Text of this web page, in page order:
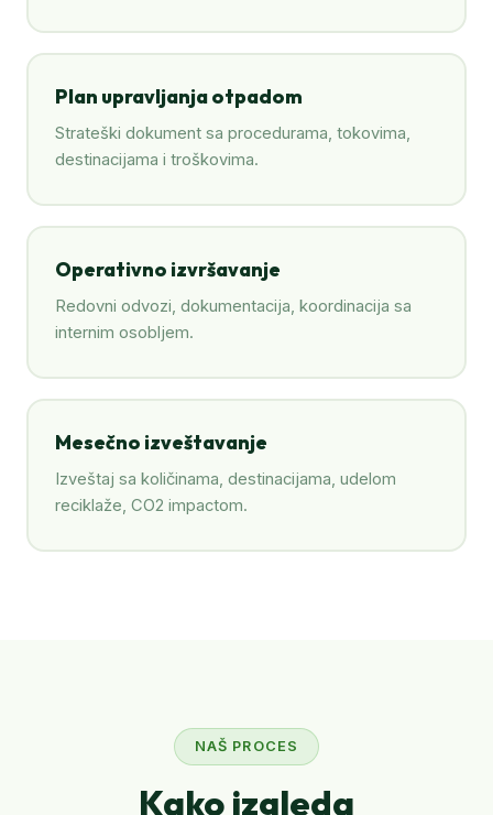
Plan upravljanja otpadom
Strateški dokument sa procedurama, tokovima,
destinacijama i troškovima.
Operativno izvršavanje
Redovni odvozi, dokumentacija, koordinacija sa
internim osobljem.
Mesečno izveštavanje
Izveštaj sa količinama, destinacijama, udelom
reciklaže, CO2 impactom.
NAŠ PROCES
Kako izgleda